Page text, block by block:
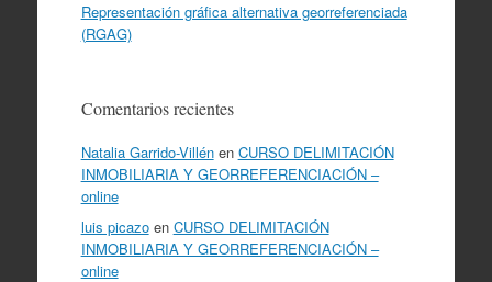
Representación gráfica alternativa georreferenciada
(RGAG)
Comentarios recientes
Natalia Garrido-Villénen CURSO DELIMITACIÓN
INMOBILIARIA Y GEORREFERENCIACIÓN –
online
luis picazoen CURSO DELIMITACIÓN
INMOBILIARIA Y GEORREFERENCIACIÓN –
online